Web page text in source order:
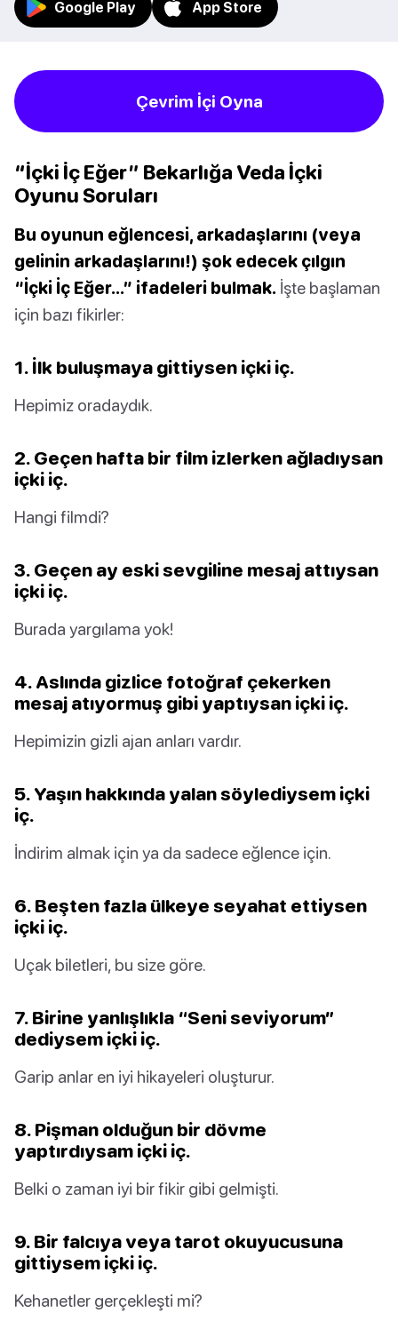
Google Play App Store
Çevrim İçi Oyna
“İçki İç Eğer” Bekarlığa Veda İçki
Oyunu Soruları
Bu oyunun eğlencesi, arkadaşlarını (veya
gelinin arkadaşlarını!) şok edecek çılgın
“İçki İç Eğer…” ifadeleri bulmak. İşte başlaman
için bazı fikirler:
1. İlk buluşmaya gittiysen içki iç.
Hepimiz oradaydık.
2. Geçen hafta bir film izlerken ağladıysan
içki iç.
Hangi filmdi?
3. Geçen ay eski sevgiline mesaj attıysan
içki iç.
Burada yargılama yok!
4. Aslında gizlice fotoğraf çekerken
mesaj atıyormuş gibi yaptıysan içki iç.
Hepimizin gizli ajan anları vardır.
5. Yaşın hakkında yalan söylediysem içki
iç.
İndirim almak için ya da sadece eğlence için.
6. Beşten fazla ülkeye seyahat ettiysen
içki iç.
Uçak biletleri, bu size göre.
7. Birine yanlışlıkla “Seni seviyorum”
dediysem içki iç.
Garip anlar en iyi hikayeleri oluşturur.
8. Pişman olduğun bir dövme
yaptırdıysam içki iç.
Belki o zaman iyi bir fikir gibi gelmişti.
9. Bir falcıya veya tarot okuyucusuna
gittiysem içki iç.
Kehanetler gerçekleşti mi?